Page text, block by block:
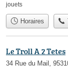
jouets
Horaires
Le Troll A 2 Tetes
34 Rue du Mail,